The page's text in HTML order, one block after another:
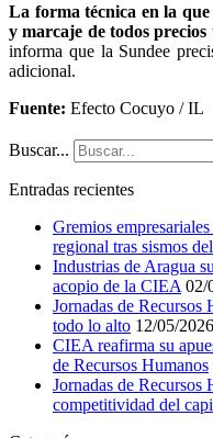
La forma técnica en la
y marcaje de todos
informa que la Sundee
adicional.
Fuente: Efecto Cocuyo / IL
Buscar...
Entradas recientes
Gremios
regional tras sismos
Industrias de Aragua
acopio de la CIEA 02/
Jornadas de
todo lo alto 12/05/2026
CIEA reafirma su
de Recursos Humanos
Jornadas de Recursos
competitividad del